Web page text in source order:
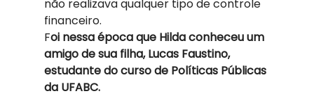
não realizava qualquer tipo de controle
financeiro.
Foi nessa época que Hilda conheceu um
amigo de sua filha, Lucas Faustino,
estudante do curso de Políticas Públicas
da UFABC.